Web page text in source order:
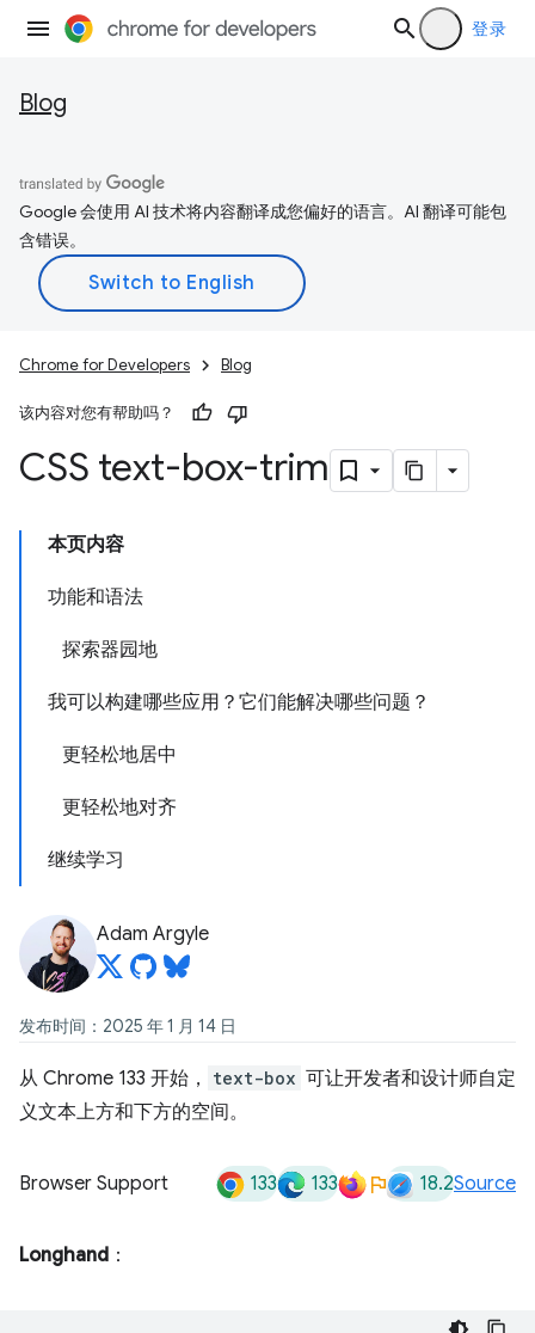
登录
Blog
Google 会使用 AI 技术将内容翻译成您偏好的语言。AI 翻译可能包
含错误。
Chrome for Developers Blog
该内容对您有帮助吗？
CSS text-box-trim
本页内容
功能和语法
探索器园地
我可以构建哪些应用？它们能解决哪些问题？
更轻松地居中
更轻松地对齐
继续学习
Adam Argyle
发布时间：2025 年 1 月 14 日
从 Chrome 133 开始， text-box 可让开发者和设计师自定
义文本上方和下方的空间。
Browser Support 133 133 18.2Source
Longhand ：